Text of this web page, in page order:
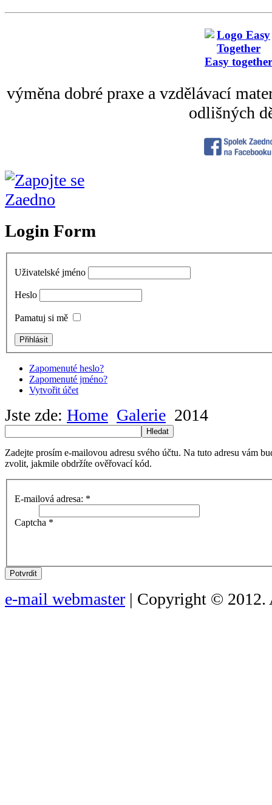
Easy together
výměna dobré praxe a vzdělávací
odlišných
Login Form
Uživatelské jméno
Heslo
Pamatuj si mě
Zapomenuté heslo?
Zapomenuté jméno?
Vytvořit účet
Jste zde: Home Galerie 2014
Hledat
Zadejte prosím e-mailovou adresu svého účtu. Na tuto adresu vám
zvolit, jakmile obdržíte ověřovací kód.
E-mailová adresa: *
Captcha *
Potvrdit
e-mail webmaster | Copyright © 2012.